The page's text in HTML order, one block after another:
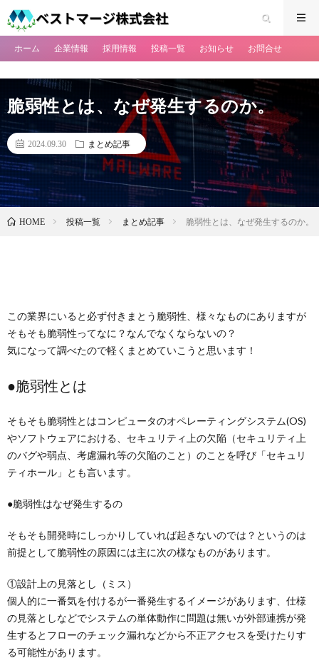
ホーム 企業情報 採用情報 投稿一覧 お知らせ お問合せ
脆弱性とは、なぜ発生するのか。
2024.09.30 まとめ記事
HOME 投稿一覧 まとめ記事 脆弱性とは、なぜ発生するのか。
この業界にいると必ず付きまとう脆弱性、様々なものにありますが
そもそも脆弱性ってなに？なんでなくならないの？
気になって調べたので軽くまとめていこうと思います！
●脆弱性とは
そもそも脆弱性とはコンピュータのオペレーティングシステム(OS)
やソフトウェアにおける、セキュリティ上の欠陥（セキュリティ上
のバグや弱点、考慮漏れ等の欠陥のこと）のことを呼び「セキュリ
ティホール」とも言います。
●脆弱性はなぜ発生するの
そもそも開発時にしっかりしていれば起きないのでは？というのは
前提として脆弱性の原因には主に次の様なものがあります。
①設計上の見落とし（ミス）
個人的に一番気を付けるが一番発生するイメージがあります、仕様
の見落としなどでシステムの単体動作に問題は無いが外部連携が発
生するとフローのチェック漏れなどから不正アクセスを受けたりす
る可能性があります。